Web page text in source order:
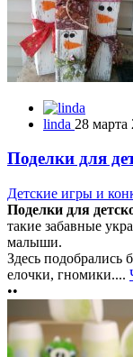
linda 28 марта
Поделки для
Детские игры и
Поделки для
такие забавные
малыши.
Здесь
елочки, гномики....
••